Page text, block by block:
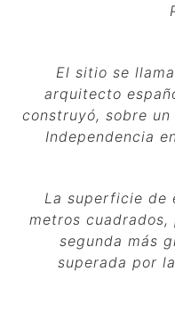
El sitio se
arquitecto
construyó, sobre
Independencia
La superficie de
metros
segunda más
superada por